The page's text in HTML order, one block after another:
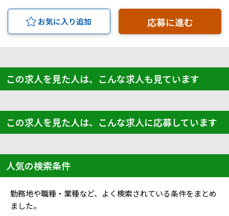
お気に入り追加 応募に進む
この求人を見た人は、こんな求人も見ています
この求人を見た人は、こんな求人に応募しています
人気の検索条件
勤務地や職種・業種など、よく検索されている条件をまとめ
ました。